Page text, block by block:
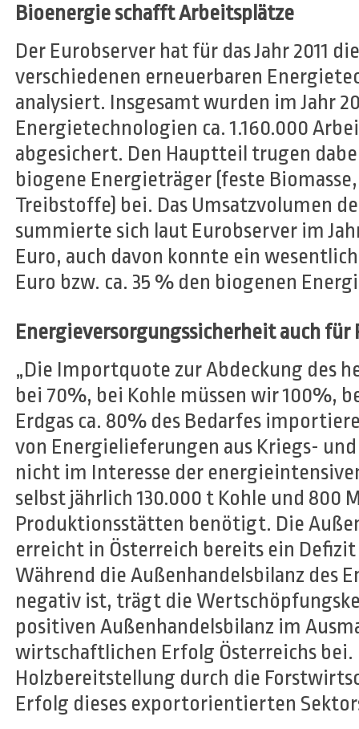
Bioenergie schafft Arbeitsplätze
Der Eurobserver hat für das Jahr 2011
verschiedenen erneuerbaren
analysiert. Insgesamt wurden im Jahr
Energietechnologien ca. 1.160.000
abgesichert. Den Hauptteil trugen
biogene Energieträger (feste
Treibstoffe) bei. Das Umsatzvolumen
summierte sich laut Eurobserver im
Euro, auch davon konnte ein
Euro bzw. ca. 35 % den biogenen
Energieversorgungssicherheit auch
„Die Importquote zur Abdeckung des
bei 70%, bei Kohle müssen wir 100%,
Erdgas ca. 80% des Bedarfes
von Energielieferungen aus Kriegs-
nicht im Interesse der
selbst jährlich 130.000 t Kohle und 800
Produktionsstätten benötigt. Die
erreicht in Österreich bereits ein Defizit
Während die Außenhandelsbilanz des
negativ ist, trägt die
positiven Außenhandelsbilanz im
wirtschaftlichen Erfolg Österreichs bei.
Holzbereitstellung durch die
Erfolg dieses exportorientierten